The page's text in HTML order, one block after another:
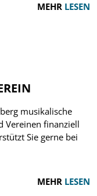
MEHR LESEN
musikalische
Vereinen finanziell
Sie gerne bei
MEHR LESEN